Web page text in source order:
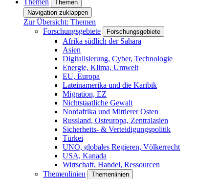
Themen
Themen
Navigation zuklappen
Zur Übersicht: Themen
Forschungsgebiete
Forschungsgebiete
Afrika südlich der Sahara
Asien
Digitalisierung, Cyber, Technologie
Energie, Klima, Umwelt
EU, Europa
Lateinamerika und die Karibik
Migration, EZ
Nichtstaatliche Gewalt
Nordafrika und Mittlerer Osten
Russland, Osteuropa, Zentralasien
Sicherheits- & Verteidigungspolitik
Türkei
UNO, globales Regieren, Völkerrecht
USA, Kanada
Wirtschaft, Handel, Ressourcen
Themenlinien
Themenlinien